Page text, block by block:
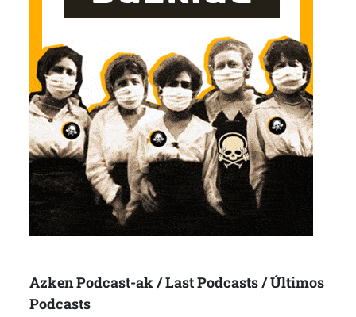
Azken Podcast-ak / Last Podcasts / Últimos
Podcasts